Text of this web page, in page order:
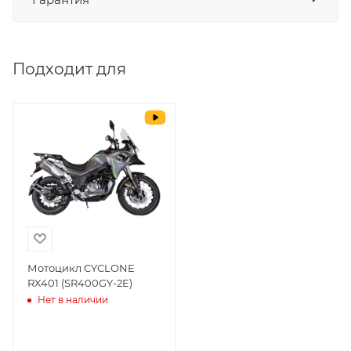
Уважаемые пользователи, в настоящем
которыми необходимо ознакомиться
покупателю, в случае приобретения
товара в нашем салоне. Здесь
размещены общие сведения по
решению возможных гарантийных
случаев и образцы необходимых для
гарантийные обязательства на
приобретаемую технику подробно
изложены в Руководстве по
Подходит для
Мотоцикл CYCLONE
RX401 (SR400GY-2E)
Нет в наличии